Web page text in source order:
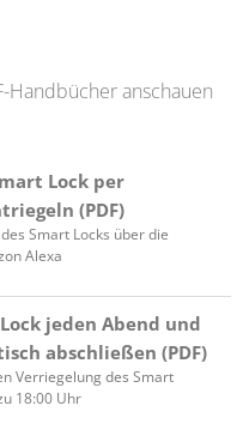
Handbücher anschauen
Lock per
(PDF)
Smart Locks über die
Alexa
jeden Abend und
abschließen (PDF)
Verriegelung des Smart
18:00 Uhr